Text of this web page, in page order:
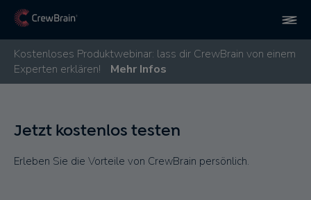
Kostenloses Produktwebinar: lass dir CrewBrain von einem
Experten erklären!
Mehr Infos
Jetzt kostenlos testen
Erleben Sie die Vorteile von CrewBrain persönlich.